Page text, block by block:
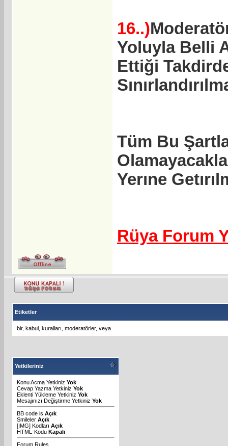
16..)
Yoluyla Belli
Ettiği
Tüm Bu
Yerıne
Rüya Forum
Etiketler
bir, kabul kuralları moderatörler, veya
Yetkileriniz
Konu Acma Yetkiniz Yok
Cevap Yazma Yetkiniz Yok
Eklenti Yükleme Yetkiniz Yok
Mesajınızı Değiştirme Yetkiniz Yok
BB code is Açık
Smileler Açık
[IMG] Kodları Açık
HTML-Kodu Kapalı
Forum Rules